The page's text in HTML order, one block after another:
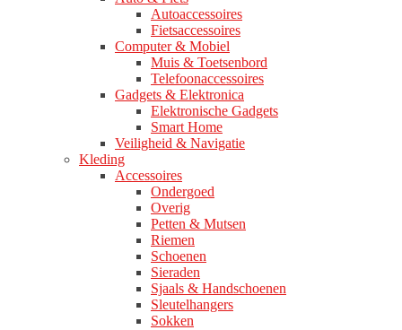
Autoaccessoires
Fietsaccessoires
Computer & Mobiel
Muis & Toetsenbord
Telefoonaccessoires
Gadgets & Elektronica
Elektronische Gadgets
Smart Home
Veiligheid & Navigatie
Kleding
Accessoires
Ondergoed
Overig
Petten & Mutsen
Riemen
Schoenen
Sieraden
Sjaals & Handschoenen
Sleutelhangers
Sokken